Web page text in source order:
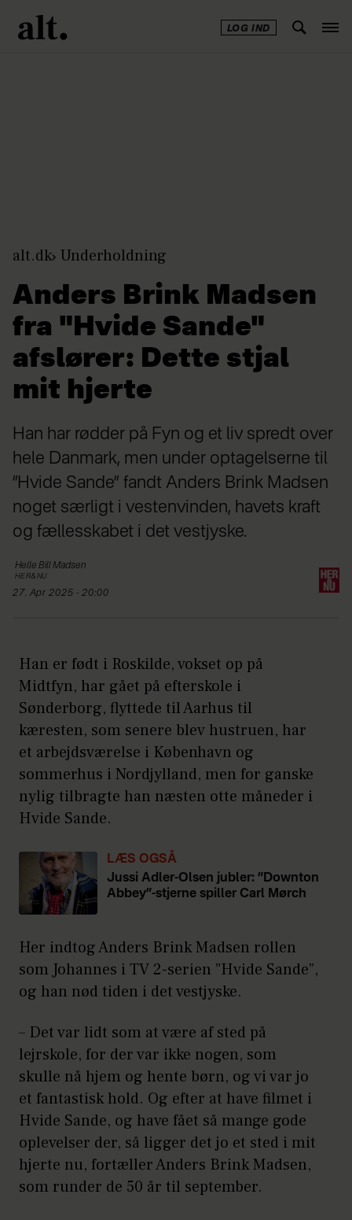
LOG IND
alt.dk Underholdning
Anders Brink Madsen
fra "Hvide Sande"
afslører: Dette stjal
mit hjerte
Han har rødder på Fyn og et liv spredt over
hele Danmark, men under optagelserne til
”Hvide Sande” fandt Anders Brink Madsen
noget særligt i vestenvinden, havets kraft
og fællesskabet i det vestjyske.
Helle Bill Madsen
HER&NU
27. Apr 2025 - 20:00
Han er født i Roskilde, vokset op på
Midtfyn, har gået på efterskole i
Sønderborg, flyttede til Aarhus til
kæresten, som senere blev hustruen, har
et arbejdsværelse i København og
sommerhus i Nordjylland, men for ganske
nylig tilbragte han næsten otte måneder i
Hvide Sande.
LÆS OGSÅ
Jussi Adler-Olsen jubler: ”Downton
Abbey”-stjerne spiller Carl Mørch
Her indtog Anders Brink Madsen rollen
som Johannes i TV 2-serien ”Hvide Sande”,
og han nød tiden i det vestjyske.
– Det var lidt som at være af sted på
lejrskole, for der var ikke nogen, som
skulle nå hjem og hente børn, og vi var jo
et fantastisk hold. Og efter at have filmet i
Hvide Sande, og have fået så mange gode
oplevelser der, så ligger det jo et sted i mit
hjerte nu, fortæller Anders Brink Madsen,
som runder de 50 år til september.